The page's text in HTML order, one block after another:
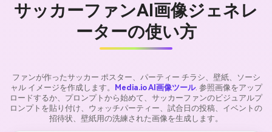
サッカーファンAI画像ジェネレ
ーターの使い方
ファンが作ったサッカー ポスター、パーティー チラシ、壁紙、ソーシ
ャル イメージを作成します。 Media.io AI画像ツール. 参照画像をアップ
ロードするか、プロンプトから始めて、サッカーファンのビジュアルプ
ロンプトを貼り付け、ウォッチパーティー、試合日の投稿、イベントの
招待状、壁紙用の洗練された画像を生成します。